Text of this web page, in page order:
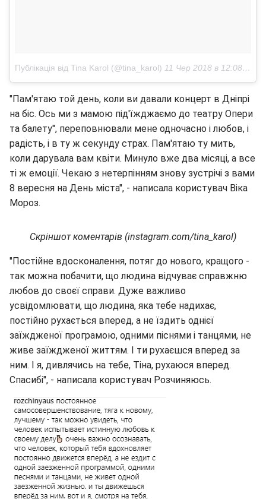
Публікація від Tina Karol (@tina_karol) 11 Чер 2018 в 12:08 PDT
"Пам'ятаю той день, коли ви давали концерт в Дніпрі
на біс. Ось ми з мамою під'їжджаємо до театру Опери
та балету", переповнювали мене одночасно і любов, і
радість, і в ту ж секунду страх. Пам'ятаю ту мить,
коли дарувала вам квіти. Минуло вже два місяці, а все
ті ж емоції. Чекаю з нетерпінням знову зустрічі з вами
8 вересня на День міста", - написала користувач Віка
Мороз.
Скріншот коментарів (instagram.com/tina_karol)
"Постійне вдосконалення, потяг до нового, кращого -
так можна побачити, що людина відчуває справжню
любов до своєї справи. Дуже важливо
усвідомлювати, що людина, яка тебе надихає,
постійно рухається вперед, а не їздить однієї
заїждженої програмою, одними піснями і танцями, не
живе заїждженої життям. І ти рухаєшся вперед за
ним. І я, дивлячись на тебе, Тіна, рухаюся вперед.
Спасибі", - написала користувач Розчиняюсь.